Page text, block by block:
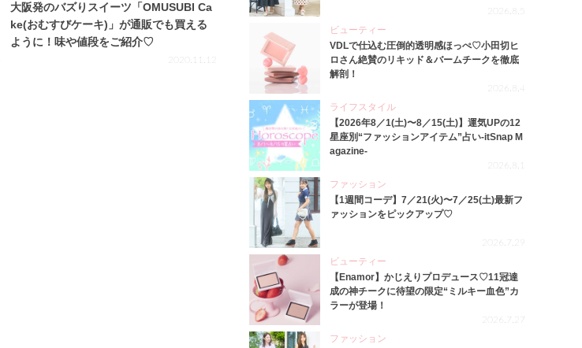
大阪発のバズりスイーツ「OMUSUBI Ca
ke(おむすびケーキ)」が通販でも買える
ように！味や値段をご紹介♡
2020.11.12
2026.8.5
ビューティー
VDLで仕込む圧倒的透明感ほっぺ♡小田切ヒ
ロさん絶賛のリキッド＆バームチークを徹底
解剖！
2026.8.4
ライフスタイル
【2026年8／1(土)〜8／15(土)】運気UPの12
星座別“ファッションアイテム”占い-itSnap M
agazine-
2026.8.1
ファッション
【1週間コーデ】7／21(火)〜7／25(土)最新フ
ァッションをピックアップ♡
2026.7.29
ビューティー
【Enamor】かじえりプロデュース♡11冠達
成の神チークに待望の限定“ミルキー血色”カ
ラーが登場！
2026.7.27
ファッション